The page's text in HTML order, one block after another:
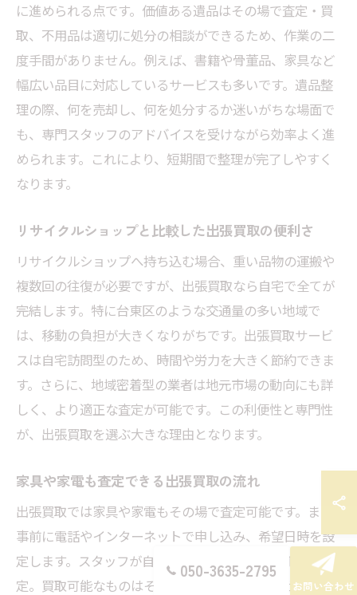
に進められる点です。価値ある遺品はその場で査定・買
取、不用品は適切に処分の相談ができるため、作業の二
度手間がありません。例えば、書籍や骨董品、家具など
幅広い品目に対応しているサービスも多いです。遺品整
理の際、何を売却し、何を処分するか迷いがちな場面で
も、専門スタッフのアドバイスを受けながら効率よく進
められます。これにより、短期間で整理が完了しやすく
なります。
リサイクルショップと比較した出張買取の便利さ
リサイクルショップへ持ち込む場合、重い品物の運搬や
複数回の往復が必要ですが、出張買取なら自宅で全てが
完結します。特に台東区のような交通量の多い地域で
は、移動の負担が大きくなりがちです。出張買取サービ
スは自宅訪問型のため、時間や労力を大きく節約できま
す。さらに、地域密着型の業者は地元市場の動向にも詳
しく、より適正な査定が可能です。この利便性と専門性
が、出張買取を選ぶ大きな理由となります。
家具や家電も査定できる出張買取の流れ
出張買取では家具や家電もその場で査定可能です。まず
事前に電話やインターネットで申し込み、希望日時を設
定します。スタッフが自宅を訪問し、各品目を丁寧に査
定。買取可能なものはその場で現金化や手続きが進みま
050-3635-2795
お問い合わせ